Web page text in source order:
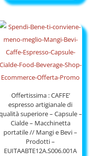
Offertissima : CAFFE’
espresso artigianale di
superiore – Capsule –
Cialde – Macchinetta
portatile // Mangi e Bevi –
Prodotti –
EUITAABTE12A.S006.001A